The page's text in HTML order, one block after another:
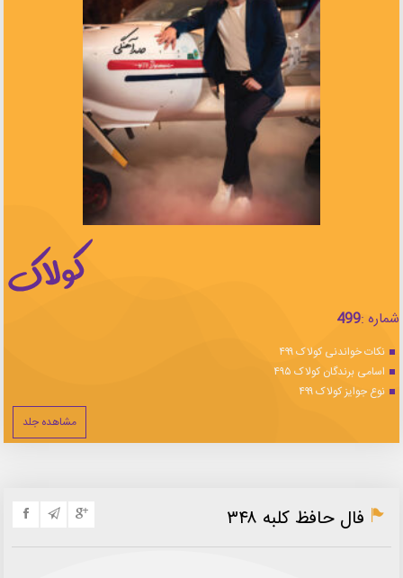
شماره :499
نکات خواندنی کولاک ۴۹۹
اسامی برندگان کولاک ۴۹۵
نوع جوایز کولاک ۴۹۹
مشاهده جلد
فال حافظ کلبه ۳۴۸